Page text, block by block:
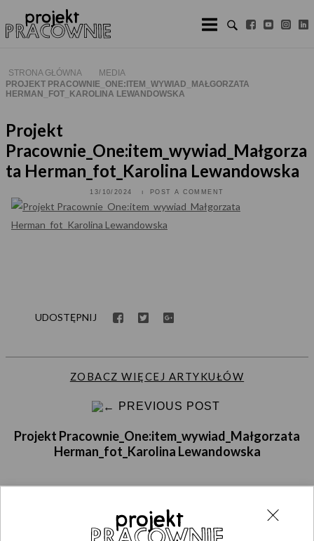
to
STRONA GŁÓWNA
MEDIA
PROJEKT PRACOWNIE_ONE:ITEM_WYWIAD_MAŁGORZATA
HERMAN_FOT_KAROLINA LEWANDOWSKA
Projekt
Pracownie_One:item_wywiad_Małgorza
ta Herman_fot_Karolina Lewandowska
13/10/2024 POST A COMMENT
UDOSTĘPNIJ
ZOBACZ WIĘCEJ ARTYKUŁÓW
PREVIOUS POST
Projekt Pracownie_One:item_wywiad_Małgorzata
Herman_fot_Karolina Lewandowska